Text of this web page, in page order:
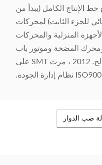
الإنتاج الكامل (يبدأ من
للجزء الثابت) لمحركات
المنزلية والمحركات
المضخة وموتور باب
السيارات ومحركات السيارات إلخ. 2012 ، مرت SMT على
آلة صب الدوار